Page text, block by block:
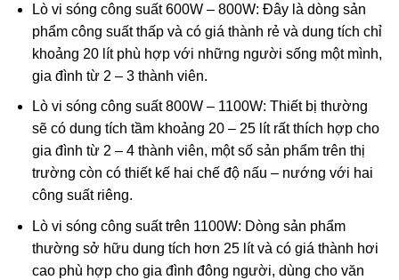
Lò vi sóng công suất 600W – 800W: Đây là dòng sản
phẩm công suất thấp và có giá thành rẻ và dung tích chỉ
khoảng 20 lít phù hợp với những người sống một mình,
gia đình từ 2 – 3 thành viên.
Lò vi sóng công suất 800W – 1100W: Thiết bị thường
sẽ có dung tích tầm khoảng 20 – 25 lít rất thích hợp cho
gia đình từ 2 – 4 thành viên, một số sản phẩm trên thị
trường còn có thiết kế hai chế độ nấu – nướng với hai
công suất riêng.
Lò vi sóng công suất trên 1100W: Dòng sản phẩm
thường sở hữu dung tích hơn 25 lít và có giá thành hơi
cao phù hợp cho gia đình đông người, dùng cho văn